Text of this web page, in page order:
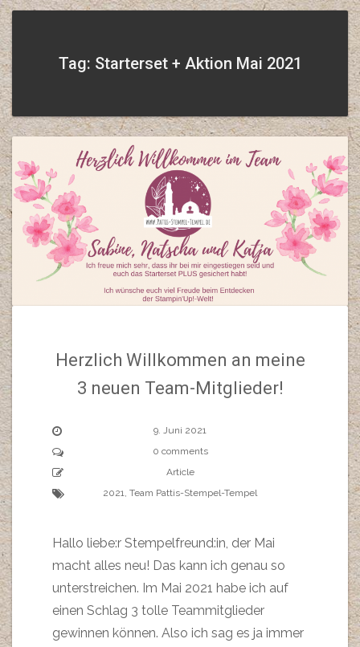
Tag: Starterset + Aktion Mai 2021
Herzlich Willkommen an meine
3 neuen Team-Mitglieder!
9. Juni 2021
0 comments
Article
2021, Team Pattis-Stempel-Tempel
Hallo liebe:r Stempelfreund:in, der Mai
macht alles neu! Das kann ich genau so
unterstreichen. Im Mai 2021 habe ich auf
einen Schlag 3 tolle Teammitglieder
gewinnen können. Also ich sag es ja immer